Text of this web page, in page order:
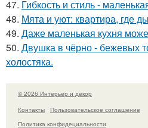
47. Гибкость и стиль -
48. Мята и уют: квартира, где
49. Даже маленькая кухня
50. Двушка в чёрно - бежевых
холостяка.
© 2026 Интерьер и декор
Контакты
Пользовательское соглашение
Политика конфидециальности